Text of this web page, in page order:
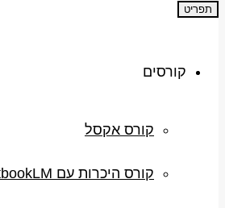
תפריט
קורסים
קורס אקסל
קורס היכרות עם NotbookLM